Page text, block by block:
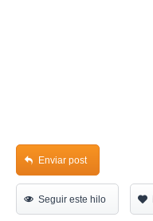
Enviar post
Seguir este hilo